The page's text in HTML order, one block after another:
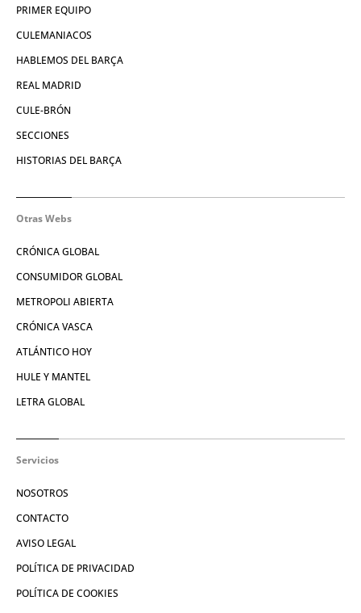
PRIMER EQUIPO
CULEMANIACOS
HABLEMOS DEL BARÇA
REAL MADRID
CULE-BRÓN
SECCIONES
HISTORIAS DEL BARÇA
Otras Webs
CRÓNICA GLOBAL
CONSUMIDOR GLOBAL
METROPOLI ABIERTA
CRÓNICA VASCA
ATLÁNTICO HOY
HULE Y MANTEL
LETRA GLOBAL
Servicios
NOSOTROS
CONTACTO
AVISO LEGAL
POLÍTICA DE PRIVACIDAD
POLÍTICA DE COOKIES